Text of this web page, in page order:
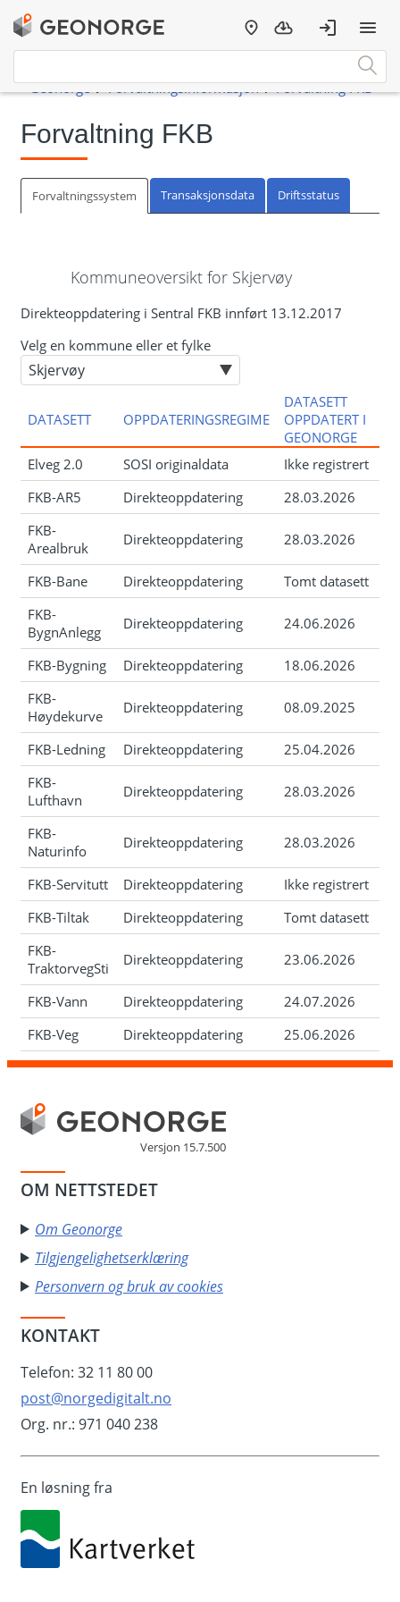
Forvaltning FKB
Forvaltningssystem Transaksjonsdata Driftsstatus
Kommuneoversikt for Skjervøy
Direkteoppdatering i Sentral FKB innført 13.12.2017
Velg en kommune eller et fylke
DATASETT OPPDATERINGSREGIME
DATASETT
OPPDATERT I
GEONORGE
Elveg 2.0
SOSI originaldata
Ikke registrert
FKB-AR5
Direkteoppdatering
28.03.2026
FKB-
Arealbruk
Direkteoppdatering 28.03.2026
FKB-Bane Direkteoppdatering
Tomt datasett
FKB-
BygnAnlegg
Direkteoppdatering 24.06.2026
FKB-Bygning Direkteoppdatering
18.06.2026
FKB-
Høydekurve
Direkteoppdatering 08.09.2025
FKB-Ledning Direkteoppdatering
25.04.2026
FKB-
Lufthavn
Direkteoppdatering 28.03.2026
FKB-
Naturinfo
Direkteoppdatering 28.03.2026
FKB-Servitutt Direkteoppdatering
Ikke registrert
FKB-Tiltak
Direkteoppdatering
Tomt datasett
FKB-
TraktorvegSti
Direkteoppdatering 23.06.2026
FKB-Vann Direkteoppdatering
24.07.2026
FKB-Veg
Direkteoppdatering 25.06.2026